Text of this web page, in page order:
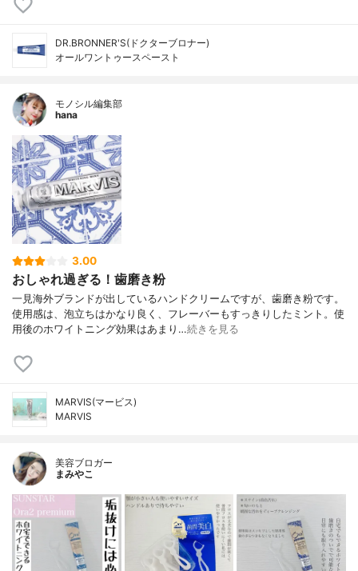
DR.BRONNER'S(ドクターブロナー)
オールワントゥースペースト
モノシル編集部
hana
3.00
おしゃれ過ぎる！歯磨き粉
一見海外ブランドが出しているハンドクリームですが、歯磨き粉です。
使用感は、泡立ちはかなり良く、フレーバーもすっきりしたミント。使
用後のホワイトニング効果はあまり…続きを見る
MARVIS(マービス)
MARVIS
美容ブロガー
まみやこ